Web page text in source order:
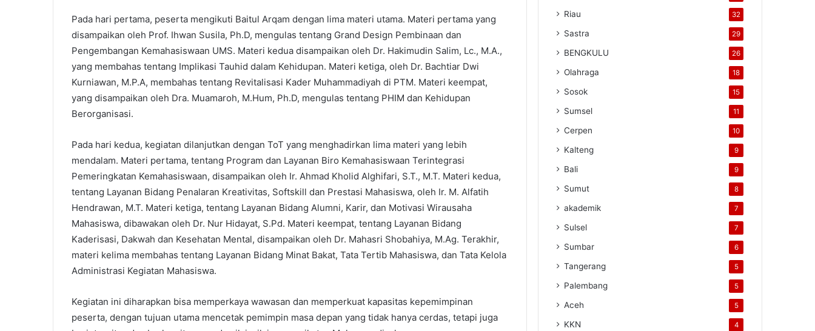
Pada hari pertama, peserta mengikuti Baitul Arqam dengan lima materi utama. Materi pertama yang
disampaikan oleh Prof. Ihwan Susila, Ph.D, mengulas tentang Grand Design Pembinaan dan
Pengembangan Kemahasiswaan UMS. Materi kedua disampaikan oleh Dr. Hakimudin Salim, Lc., M.A.,
yang membahas tentang Implikasi Tauhid dalam Kehidupan. Materi ketiga, oleh Dr. Bachtiar Dwi
Kurniawan, M.P.A, membahas tentang Revitalisasi Kader Muhammadiyah di PTM. Materi keempat,
yang disampaikan oleh Dra. Muamaroh, M.Hum, Ph.D, mengulas tentang PHIM dan Kehidupan
Berorganisasi.
Pada hari kedua, kegiatan dilanjutkan dengan ToT yang menghadirkan lima materi yang lebih
mendalam. Materi pertama, tentang Program dan Layanan Biro Kemahasiswaan Terintegrasi
Pemeringkatan Kemahasiswaan, disampaikan oleh Ir. Ahmad Kholid Alghifari, S.T., M.T. Materi kedua,
tentang Layanan Bidang Penalaran Kreativitas, Softskill dan Prestasi Mahasiswa, oleh Ir. M. Alfatih
Hendrawan, M.T. Materi ketiga, tentang Layanan Bidang Alumni, Karir, dan Motivasi Wirausaha
Mahasiswa, dibawakan oleh Dr. Nur Hidayat, S.Pd. Materi keempat, tentang Layanan Bidang
Kaderisasi, Dakwah dan Kesehatan Mental, disampaikan oleh Dr. Mahasri Shobahiya, M.Ag. Terakhir,
materi kelima membahas tentang Layanan Bidang Minat Bakat, Tata Tertib Mahasiswa, dan Tata Kelola
Administrasi Kegiatan Mahasiswa.
Kegiatan ini diharapkan bisa memperkaya wawasan dan memperkuat kapasitas kepemimpinan
peserta, dengan tujuan utama mencetak pemimpin masa depan yang tidak hanya cerdas, tetapi juga
Riau 32
Sastra 29
BENGKULU 26
Olahraga 18
Sosok 15
Sumsel 11
Cerpen 10
Kalteng 9
Bali 9
Sumut 8
akademik 7
Sulsel 7
Sumbar 6
Tangerang 5
Palembang 5
Aceh 5
KKN 4